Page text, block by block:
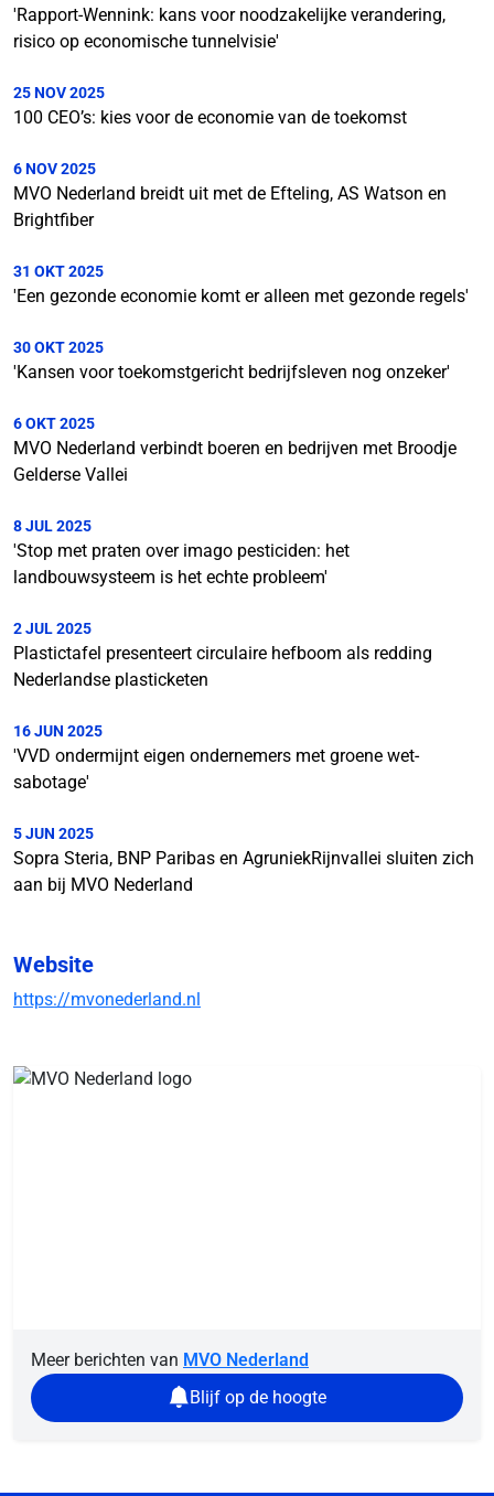
'Rapport-Wennink: kans voor noodzakelijke verandering,
risico op economische tunnelvisie'
25 NOV 2025
100 CEO’s: kies voor de economie van de toekomst
6 NOV 2025
MVO Nederland breidt uit met de Efteling, AS Watson en
Brightfiber
31 OKT 2025
'Een gezonde economie komt er alleen met gezonde regels'
30 OKT 2025
'Kansen voor toekomstgericht bedrijfsleven nog onzeker'
6 OKT 2025
MVO Nederland verbindt boeren en bedrijven met Broodje
Gelderse Vallei
8 JUL 2025
'Stop met praten over imago pesticiden: het
landbouwsysteem is het echte probleem'
2 JUL 2025
Plastictafel presenteert circulaire hefboom als redding
Nederlandse plasticketen
16 JUN 2025
'VVD ondermijnt eigen ondernemers met groene wet-
sabotage'
5 JUN 2025
Sopra Steria, BNP Paribas en AgruniekRijnvallei sluiten zich
aan bij MVO Nederland
Website
https://mvonederland.nl
Meer berichten van MVO Nederland
Blijf op de hoogte